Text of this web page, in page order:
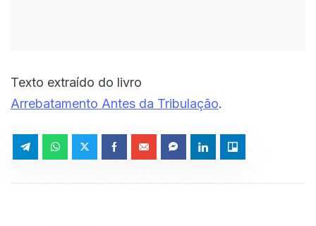
Texto extraído do livro
Arrebatamento Antes da Tribulação.